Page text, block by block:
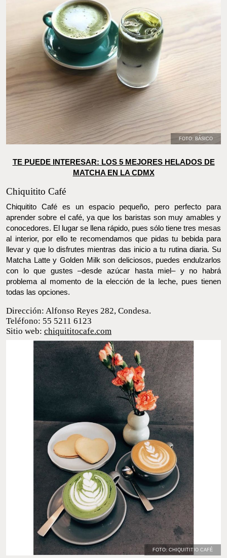
FOTO: BÁSICO
TE PUEDE INTERESAR: LOS 5 MEJORES HELADOS DE
MATCHA EN LA CDMX
Chiquitito Café
Chiquitito Café es un espacio pequeño, pero perfecto para
aprender sobre el café, ya que los baristas son muy amables y
conocedores. El lugar se llena rápido, pues sólo tiene tres mesas
al interior, por ello te recomendamos que pidas tu bebida para
llevar y que lo disfrutes mientras das inicio a tu rutina diaria. Su
Matcha Latte y Golden Milk son deliciosos, puedes endulzarlos
con lo que gustes –desde azúcar hasta miel– y no habrá problema
al momento de la elección de la leche, pues tienen todas las
opciones.
Dirección: Alfonso Reyes 282, Condesa.
Teléfono: 55 5211 6123
Sitio web:chiquititocafe.com
FOTO: CHIQUITITIO CAFÉ